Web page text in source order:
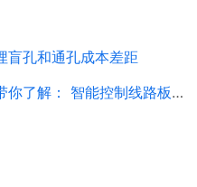
盲孔和通孔成本差距
： 智能控制线路板怎么接线？